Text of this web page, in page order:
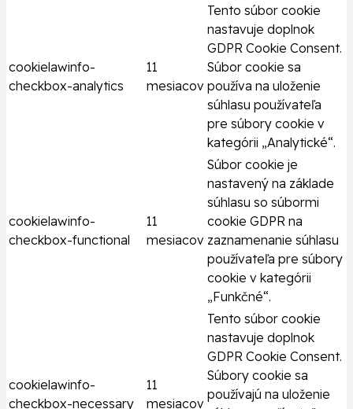
cookielawinfo-
checkbox-analytics
11
mesiacov
Tento súbor cookie
nastavuje doplnok
GDPR Cookie Consent.
Súbor cookie sa
používa na uloženie
súhlasu používateľa
pre súbory cookie v
kategórii „Analytické“.
cookielawinfo-
checkbox-functional
11
mesiacov
Súbor cookie je
nastavený na základe
súhlasu so súbormi
cookie GDPR na
zaznamenanie súhlasu
používateľa pre súbory
cookie v kategórii
„Funkčné“.
cookielawinfo-
checkbox-necessary
11
mesiacov
Tento súbor cookie
nastavuje doplnok
GDPR Cookie Consent.
Súbory cookie sa
používajú na uloženie